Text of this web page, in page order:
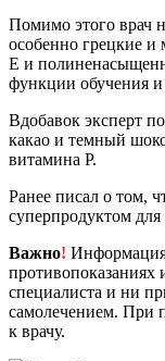
Помимо этого врач
особенно грецкие
Е и
функции обучения
Вдобавок эксперт
какао и темный
витамина Р.
Ранее писал о том,
суперпродуктом
Важно! Информация
противопоказаниях
специалиста и ни
самолечением. При
к врачу.